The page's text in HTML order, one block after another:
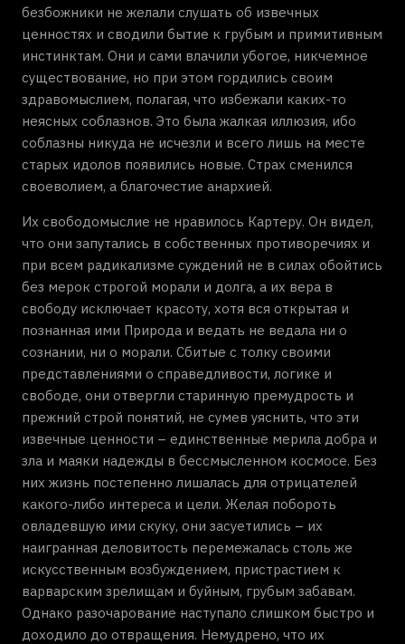
безбожники не желали слушать об извечных
ценностях и сводили бытие к грубым и примитивным
инстинктам. Они и сами влачили убогое, никчемное
существование, но при этом гордились своим
здравомыслием, полагая, что избежали каких-то
неясных соблазнов. Это была жалкая иллюзия, ибо
соблазны никуда не исчезли и всего лишь на месте
старых идолов появились новые. Страх сменился
своеволием, а благочестие анархией.
Их свободомыслие не нравилось Картеру. Он видел,
что они запутались в собственных противоречиях и
при всем радикализме суждений не в силах обойтись
без мерок строгой морали и долга, а их вера в
свободу исключает красоту, хотя вся открытая и
познанная ими Природа и ведать не ведала ни о
сознании, ни о морали. Сбитые с толку своими
представлениями о справедливости, логике и
свободе, они отвергли старинную премудрость и
прежний строй понятий, не сумев уяснить, что эти
извечные ценности – единственные мерила добра и
зла и маяки надежды в бессмысленном космосе. Без
них жизнь постепенно лишалась для отрицателей
какого-либо интереса и цели. Желая побороть
овладевшую ими скуку, они засуетились – их
наигранная деловитость перемежалась столь же
искусственным возбуждением, пристрастием к
варварским зрелищам и буйным, грубым забавам.
Однако разочарование наступало слишком быстро и
доходило до отвращения. Немудрено, что их